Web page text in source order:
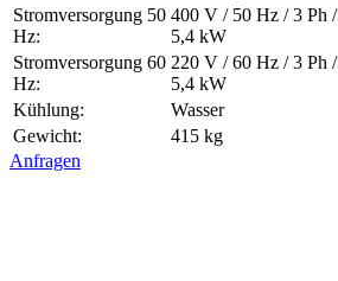
Stromversorgung 50
Hz:
400 V / 50 Hz / 3 Ph /
5,4 kW
Stromversorgung 60
Hz:
220 V / 60 Hz / 3 Ph /
5,4 kW
Kühlung:
Wasser
Gewicht:
415 kg
Anfragen